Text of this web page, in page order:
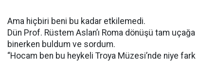
Ama hiçbiri beni bu kadar etkilemedi.
Dün Prof. Rüstem Aslan’ı Roma dönüşü tam uçağa
binerken buldum ve sordum.
“Hocam ben bu heykeli Troya Müzesi’nde niye fark